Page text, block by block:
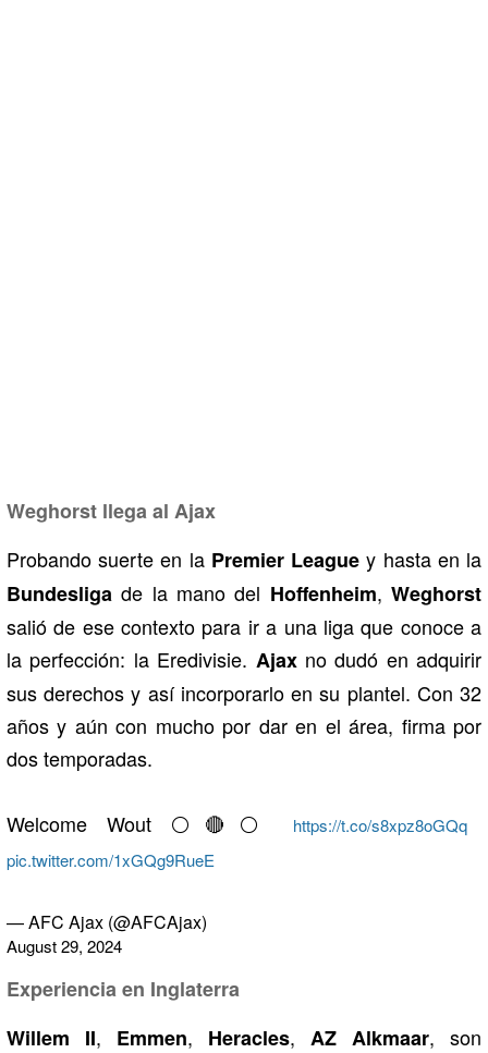
Weghorst llega al Ajax
Probando suerte en la Premier League y hasta en la
Bundesliga de la mano del Hoffenheim,Weghorst
salió de ese contexto para ir a una liga que conoce a
la perfección: la Eredivisie. Ajaxno dudó en adquirir
sus derechos y así incorporarlo en su plantel. Con 32
años y aún con mucho por dar en el área, firma por
dos temporadas.
Welcome Wout ⚪️🔴⚪️
https://t.co/s8xpz8oGQq
pic.twitter.com/1xGQg9RueE
— AFC Ajax (@AFCAjax)
August 29, 2024
Experiencia en Inglaterra
Willem II, Emmen, Heracles, AZ Alkmaar, son